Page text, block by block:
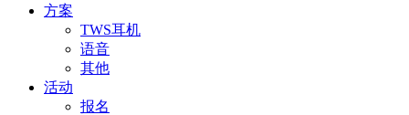
方案
TWS耳机
语音
其他
活动
报名